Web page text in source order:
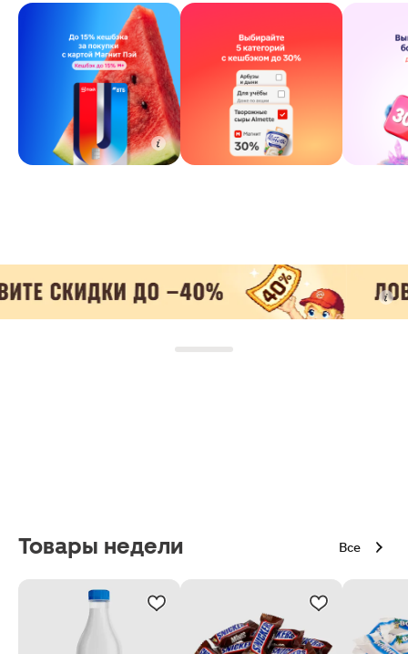
Товары недели Все